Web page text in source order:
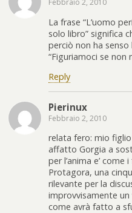
Febbraio 2, 2010
La frase “L’uomo
solo libro” significa
perciò non ha senso
“Figuriamoci se non
Reply
Pierinux
Febbraio 2, 2010
relata fero: mio
affatto Gorgia a
per l’anima e’
Protagora, una
rilevante per la
improvvisamente
come avrà fatto a